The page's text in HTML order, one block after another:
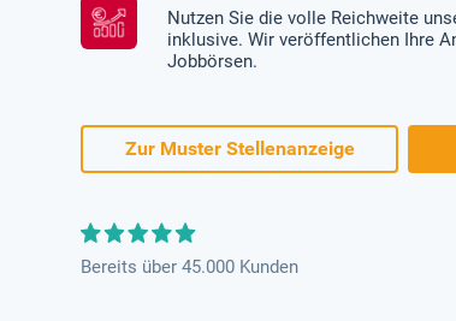
Nutzen Sie die volle Reichweite
inklusive. Wir veröffentlichen Ihre
Jobbörsen.
Zur Muster Stellenanzeige
Bereits über 45.000 Kunden